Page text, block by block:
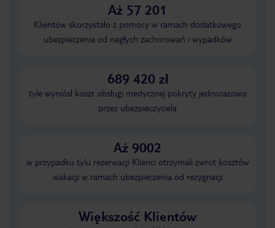
Aż 57 201
Klientów skorzystało z pomocy w ramach dodatkowego
ubezpieczenia od nagłych zachorowań i wypadków
689 420 zł
tyle wyniósł koszt obsługi medycznej pokryty jednorazowo
przez ubezpieczyciela
Aż 9002
w przypadku tylu rezerwacji Klienci otrzymali zwrot kosztów
wakacji w ramach ubezpieczenia od rezygnacji
Większość Klientów